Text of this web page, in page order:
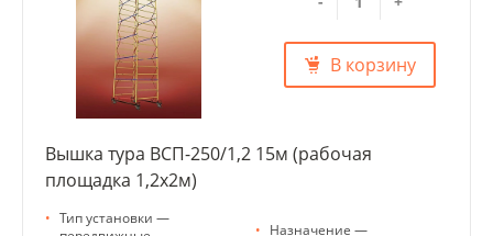
В корзину
Вышка тура ВСП-250/1,2 15м (рабочая
площадка 1,2х2м)
• Тип установки —
• Назначение —